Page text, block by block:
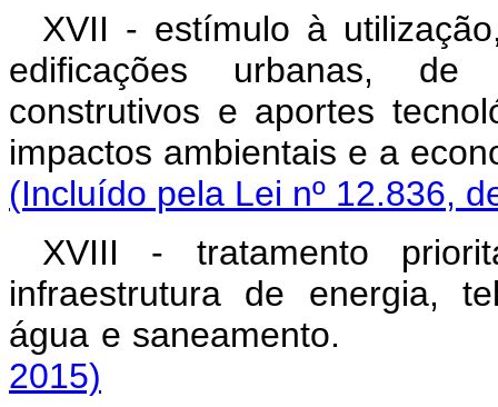
XVII - estímulo à
edificações urbanas, de
construtivos e aportes
impactos ambientais e a
(Incluído pela Lei nº 12.836,
XVIII - tratamento
infraestrutura de energia,
água e
2015)